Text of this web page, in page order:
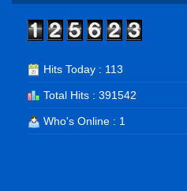
Hits Today : 113
Total Hits : 391542
Who's Online : 1